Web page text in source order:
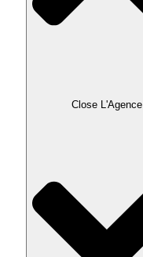
Close L'Agence